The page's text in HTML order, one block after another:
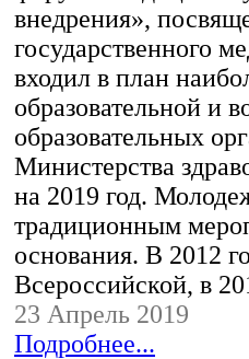
внедрения»,
государственного
входил в план
образовательной и
образовательных
Министерства
на 2019 год.
традиционным
основания. В 2012
Всероссийской, в
23 Апрель 2019
Подробнее...